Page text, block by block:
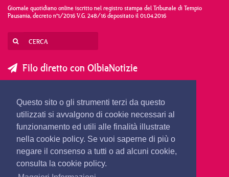
Questo sito o gli strumenti terzi da questo
utilizzati si avvalgono di cookie necessari al
funzionamento ed utili alle finalità illustrate
nella cookie policy. Se vuoi saperne di più o
negare il consenso a tutti o ad alcuni cookie,
consulta la cookie policy.
Giornale quotidiano online iscritto nel registro stampa del Tribunale di Tempio
Pausania, decreto n°1/2016 V.G. 248/16 depositato il 01.04.2016
Filo diretto con OlbiaNotizie
SEGNALA UNA NOTIZIA
SEGNALA UN EVENTO
redazione@olbianotizie.it